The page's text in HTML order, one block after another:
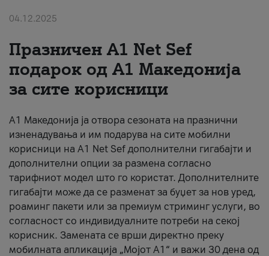
Надополни кредит
За нас
#ПодобарОнлајн
04.12.2025
Празничен A1 Net Sеf
подарок од А1 Македонија
за сите корисници
А1 Македонија ја отвора сезоната на празнични
изненадувања и им подарува на сите мобилни
корисници на A1 Net Sef дополнителни гигабајти и
дополнителни опции за размена согласно
тарифниот модел што го користат. Дополнителните
гигабајти може да се разменат за буџет за нов уред,
роаминг пакети или за премиум стриминг услуги, во
согласност со индивидуалните потреби на секој
корисник. Замената се врши директно преку
мобилната апликација „Мојот А1“ и важи 30 дена од